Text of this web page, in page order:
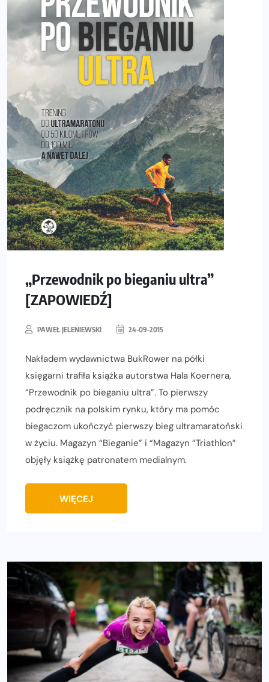
„Przewodnik po bieganiu ultra”
[ZAPOWIEDŹ]
PAWEŁ JELENIEWSKI 24-09-2015
Nakładem wydawnictwa BukRower na półki
księgarni trafiła książka autorstwa Hala Koernera,
“Przewodnik po bieganiu ultra”. To pierwszy
podręcznik na polskim rynku, który ma pomóc
biegaczom ukończyć pierwszy bieg ultramaratoński
w życiu. Magazyn “Bieganie” i “Magazyn “Triathlon”
objęły książkę patronatem medialnym.
WIĘCEJ